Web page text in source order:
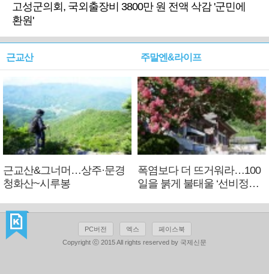
고성군의회, 국외출장비 3800만 원 전액 삭감 '군민에
환원'
근교산
근교산&그너머…상주·문경
청화산~시루봉
주말엔&라이프
폭염보다 더 뜨거워라…100
일을 붉게 불태울 ‘선비정신’
PC버전 엑스
페이스북
Copyright ⓒ 2015 All rights reserved by 국제신문